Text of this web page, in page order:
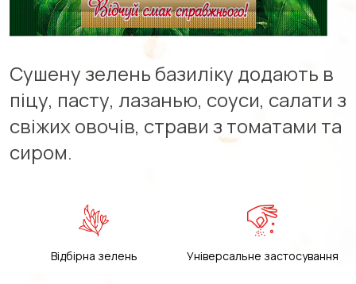
Сушену зелень базиліку додають в
піцу, пасту, лазанью, соуси, салати з
свіжих овочів, страви з томатами та
сиром.
Відбірна зелень Універсальне застосування